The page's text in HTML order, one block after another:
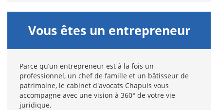
Vous êtes un entrepreneur
Parce qu’un entrepreneur est à la fois un
professionnel, un chef de famille et un bâtisseur de
patrimoine, le cabinet d'avocats Chapuis vous
accompagne avec une vision à 360° de votre vie
juridique.